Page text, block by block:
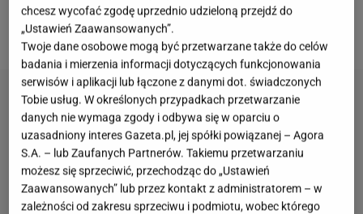
predyspozycje genetyczne,dietamoże przyspieszyć
lub spowolnić starzenie się naszych komórek.
chcesz wycofać zgodę uprzednio udzieloną przejdź do
„Ustawień Zaawansowanych”.
Twoje dane osobowe mogą być przetwarzane także do celów
badania i mierzenia informacji dotyczących funkcjonowania
serwisów i aplikacji lub łączone z danymi dot. świadczonych
Tobie usług. W określonych przypadkach przetwarzanie
danych nie wymaga zgody i odbywa się w oparciu o
uzasadniony interes Gazeta.pl, jej spółki powiązanej – Agora
S.A. – lub Zaufanych Partnerów. Takiemu przetwarzaniu
możesz się sprzeciwić, przechodząc do „Ustawień
Zaawansowanych” lub przez kontakt z administratorem – w
zależności od zakresu sprzeciwu i podmiotu, wobec którego